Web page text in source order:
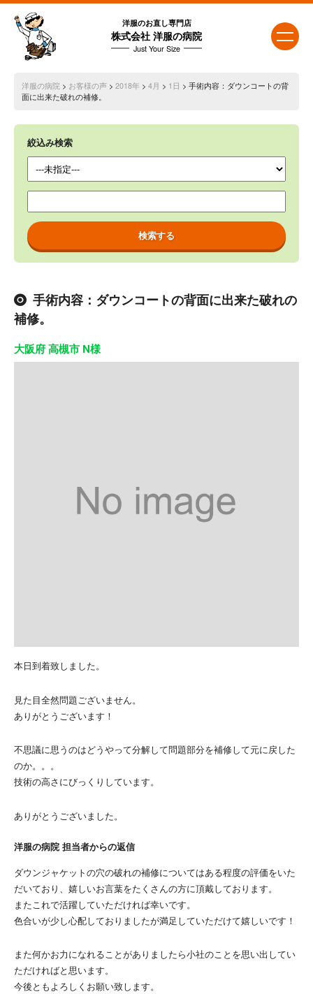
洋服のお直し専門店
株式会社 洋服の病院
Just Your Size
洋服の病院 > お客様の声> 2018年 > 4月 > 1日 > 手術内容：ダウンコートの背
面に出来た破れの補修。
絞込み検索
手術内容：ダウンコートの背面に出来た破れの
補修。
大阪府 高槻市 N様
本日到着致しました。
見た目全然問題ございません。
ありがとうございます！
不思議に思うのはどうやって分解して問題部分を補修して元に戻した
のか。。。
技術の高さにびっくりしています。
ありがとうございました。
洋服の病院 担当者からの返信
ダウンジャケットの穴の破れの補修についてはある程度の評価をいた
だいており、嬉しいお言葉をたくさんの方に頂戴しております。
またこれで活躍していただければ幸いです。
色合いが少し心配しておりましたが満足していただけて嬉しいです！
また何かお力になれることがありましたら小社のことを思い出してい
ただければと思います。
今後ともよろしくお願い致します。